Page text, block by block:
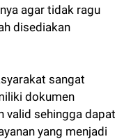
agar tidak ragu
disediakan
sangat
dokumen
valid sehingga dapat
yang menjadi